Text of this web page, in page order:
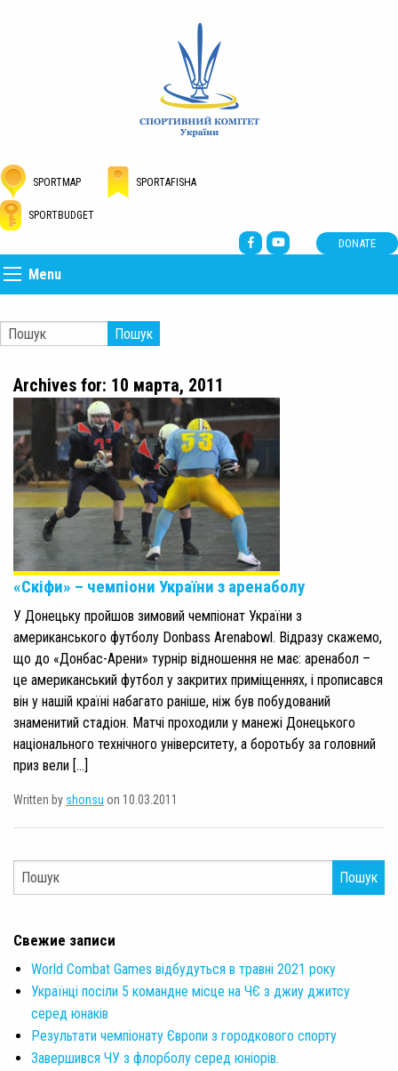
SPORTMAP SPORTAFISHA
SPORTBUDGET
DONATE
Menu
Пошук
Archives for: 10 марта, 2011
«Скіфи» – чемпіони України з аренаболу
У Донецьку пройшов зимовий чемпіонат України з
американського футболу Donbass Arenabowl. Відразу скажемо,
що до «Донбас-Арени» турнір відношення не має: аренабол –
це американський футбол у закритих приміщеннях, і прописався
він у нашій країні набагато раніше, ніж був побудований
знаменитий стадіон. Матчі проходили у манежі Донецького
національного технічного університету, а боротьбу за головний
приз вели […]
Written by shonsu on 10.03.2011
Пошук
Свежие записи
World Combat Games відбудуться в травні 2021 року
Українці посіли 5 командне місце на ЧЄ з джиу джитсу
серед юнаків
Результати чемпіонату Європи з городкового спорту
Завершився ЧУ з флорболу серед юніорів.